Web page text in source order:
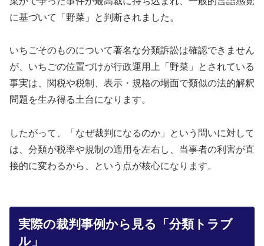
に基づいて「野菜」と判断されました。
いちごそのものについて著名な分類訴訟は確認できません
が、いちごの位置づけが行政運用上「野菜」とされている
事実は、関税や税制、表示・規格の場面で類似の法的解釈
問題を生み得る土台になります。
したがって、「なぜ裁判になるのか」という問いに対して
は、分類が税率や規制の適用を左右し、当事者の利害が直
接的に変わるから、という点が核心になります。
実際の裁判事例から見る「分類トラブ
ル」